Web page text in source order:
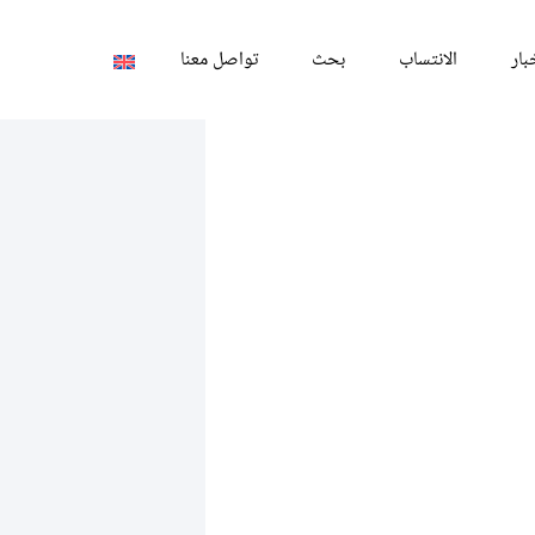
الانتساب بحث تواصل معنا